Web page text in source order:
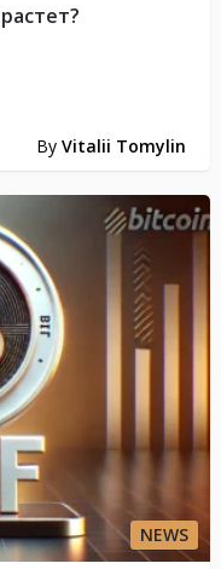
By Vitalii Tomylin
NEWS